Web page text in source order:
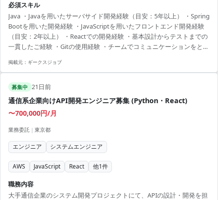
たフルスタック開発の経験が積める希少な案件です。堅牢なバックエ
ンド設計手法とモダンなフロントエンド技術を両立させるスキルは、
今後のエンタープライズ領域における技術リードやアーキテクトへの
ステップアップに直結します。
必須スキル
Java ・Javaを用いたサーバサイド開発経験（目安：5年以上） ・Spring
Bootを用いた開発経験 ・JavaScriptを用いたフロントエンド開発経験
（目安：2年以上） ・Reactでの開発経験 ・基本設計からテストまでの
一貫したご経験 ・Gitの使用経験 ・チームでコミュニケーションをとっ
掲載元： ギークスジョブ
募集中 21日前
通信系企業向けAPI開発エンジニア募集 (Python・React)
〜700,000円/月
業務委託 | 東京都
エンジニア システムエンジニア
AWS JavaScript React 他1件
職務内容
大手通信企業のシステム開発プロジェクトにて、APIの設計・開発を担